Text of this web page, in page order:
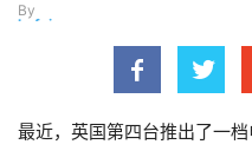
By
hefei
最近，英国第四台推出了一档